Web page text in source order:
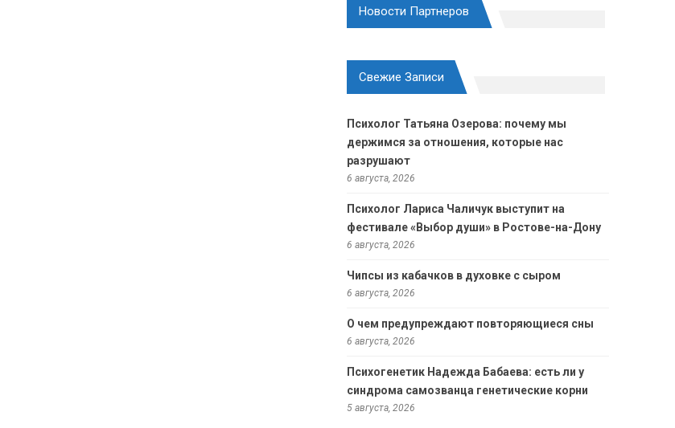
Новости Партнеров
Свежие Записи
Психолог Татьяна Озерова: почему мы
держимся за отношения, которые нас
разрушают
6 августа, 2026
Психолог Лариса Чаличук выступит на
фестивале «Выбор души» в Ростове-на-Дону
6 августа, 2026
Чипсы из кабачков в духовке с сыром
6 августа, 2026
О чем предупреждают повторяющиеся сны
6 августа, 2026
Психогенетик Надежда Бабаева: есть ли у
синдрома самозванца генетические корни
5 августа, 2026